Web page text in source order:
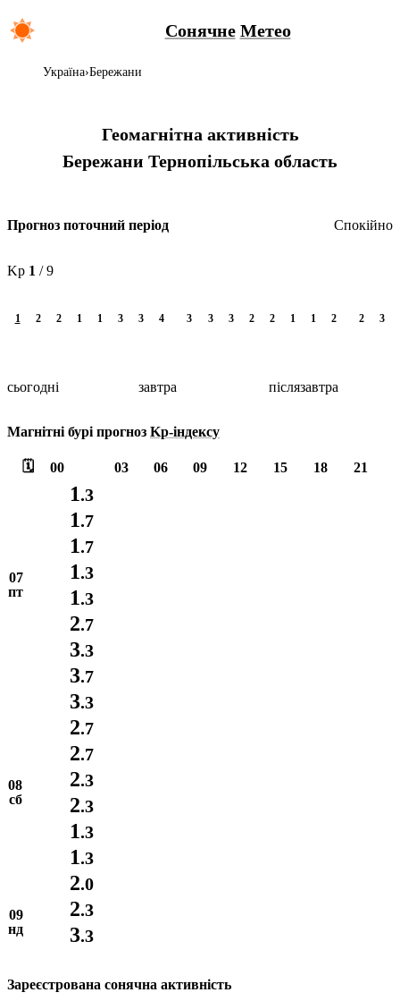
Сонячне Метео
Україна Бережани
Геомагнітна активність
Бережани Тернопільська область
Прогноз поточний період Спокійно
Kp 1 / 9
1 2 2 1 1 3 3 4 3 3 3 2 2 1 1 2 2 3
сьогодні завтра післязавтра
Магнітні бурі прогноз Kp-індексу
🗓️ 00 03 06 09 12 15 18 21
07
пт
1.3
1.7
1.7
1.3
1.3
2.7
3.3
3.7
08
сб
3.3
2.7
2.7
2.3
2.3
1.3
1.3
2.0
09
нд
2.3
3.3
Зареєстрована сонячна активність